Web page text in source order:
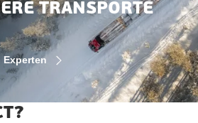
TRANSPORTE
Experten